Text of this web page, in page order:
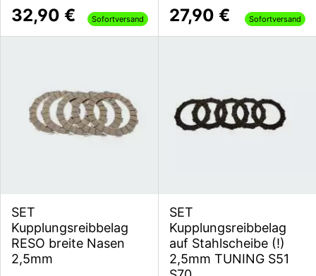
32,90 € Sofortversand 27,90 € Sofortversand
SET
Kupplungsreibbelag
RESO breite Nasen
2,5mm
SET
Kupplungsreibbelag
auf Stahlscheibe (!)
2,5mm TUNING S51